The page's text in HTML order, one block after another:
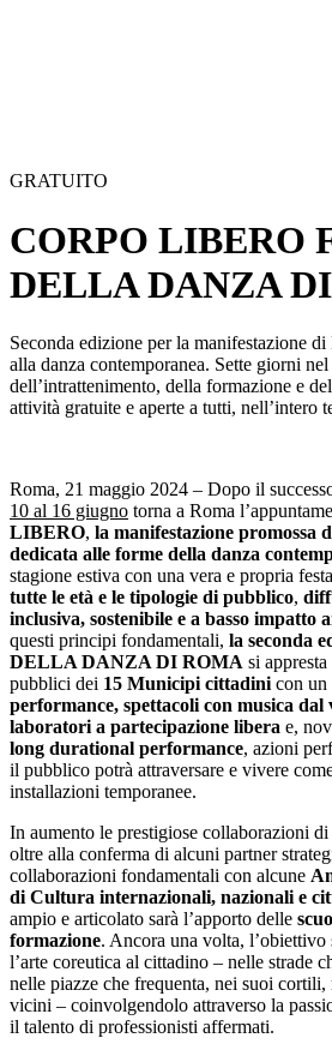
GRATUITO
CORPO LIBERO
DELLA DANZA
Seconda edizione per la manifestazione
alla danza contemporanea. Sette giorni nel
dell’intrattenimento, della formazione e
attività gratuite e aperte a tutti, nell’intero
Roma, 21 maggio 2024 – Dopo il
10 al 16 giugno torna a Roma
LIBERO, la manifestazione promossa
dedicata alle forme della danza
stagione estiva con una vera e propria
tutte le età e le tipologie di pubblico,
inclusiva, sostenibile e a basso impatto
questi principi fondamentali, la seconda
DELLA DANZA DI ROMA si
pubblici dei 15 Municipi cittadini con un
performance, spettacoli con musica dal
laboratori a partecipazione libera e,
long durational performance, azioni
il pubblico potrà attraversare e vivere
installazioni temporanee.
In aumento le prestigiose collaborazioni di
oltre alla conferma di alcuni partner
collaborazioni fondamentali con alcune
di Cultura internazionali, nazionali e
ampio e articolato sarà l’apporto delle
formazione. Ancora una volta, l’obiettivo
l’arte coreutica al cittadino – nelle strade
nelle piazze che frequenta, nei suoi
vicini – coinvolgendolo attraverso la
il talento di professionisti affermati.